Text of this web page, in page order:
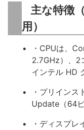
主な特徴
用）
・CPUは、
2.7GHz）、2
インテル HD
・プリイン
Update（64ビ
・ディスプ